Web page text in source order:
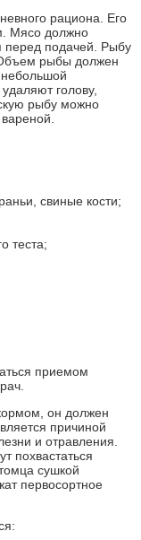
рациона. Его
Мясо должно
перед подачей. Рыбу
рыбы должен
голову,
рыбу можно
свиные кости;
теста;
приемом
он должен
причиной
и отравления.
похвастаться
сушкой
первосортное